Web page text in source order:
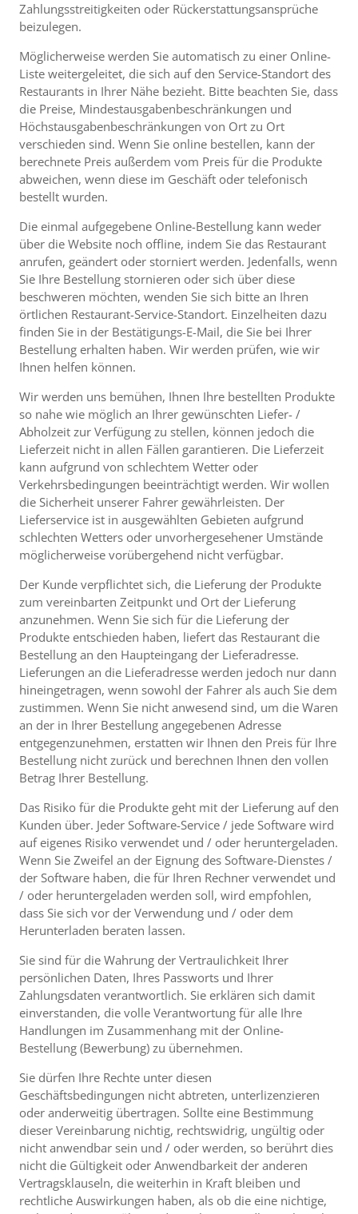
Zahlungsstreitigkeiten oder Rückerstattungsansprüche
beizulegen.
Möglicherweise werden Sie automatisch zu einer Online-
Liste weitergeleitet, die sich auf den Service-Standort des
Restaurants in Ihrer Nähe bezieht. Bitte beachten Sie, dass
die Preise, Mindestausgabenbeschränkungen und
Höchstausgabenbeschränkungen von Ort zu Ort
verschieden sind. Wenn Sie online bestellen, kann der
berechnete Preis außerdem vom Preis für die Produkte
abweichen, wenn diese im Geschäft oder telefonisch
bestellt wurden.
Die einmal aufgegebene Online-Bestellung kann weder
über die Website noch offline, indem Sie das Restaurant
anrufen, geändert oder storniert werden. Jedenfalls, wenn
Sie Ihre Bestellung stornieren oder sich über diese
beschweren möchten, wenden Sie sich bitte an Ihren
örtlichen Restaurant-Service-Standort. Einzelheiten dazu
finden Sie in der Bestätigungs-E-Mail, die Sie bei Ihrer
Bestellung erhalten haben. Wir werden prüfen, wie wir
Ihnen helfen können.
Wir werden uns bemühen, Ihnen Ihre bestellten Produkte
so nahe wie möglich an Ihrer gewünschten Liefer- /
Abholzeit zur Verfügung zu stellen, können jedoch die
Lieferzeit nicht in allen Fällen garantieren. Die Lieferzeit
kann aufgrund von schlechtem Wetter oder
Verkehrsbedingungen beeinträchtigt werden. Wir wollen
die Sicherheit unserer Fahrer gewährleisten. Der
Lieferservice ist in ausgewählten Gebieten aufgrund
schlechten Wetters oder unvorhergesehener Umstände
möglicherweise vorübergehend nicht verfügbar.
Der Kunde verpflichtet sich, die Lieferung der Produkte
zum vereinbarten Zeitpunkt und Ort der Lieferung
anzunehmen. Wenn Sie sich für die Lieferung der
Produkte entschieden haben, liefert das Restaurant die
Bestellung an den Haupteingang der Lieferadresse.
Lieferungen an die Lieferadresse werden jedoch nur dann
hineingetragen, wenn sowohl der Fahrer als auch Sie dem
zustimmen. Wenn Sie nicht anwesend sind, um die Waren
an der in Ihrer Bestellung angegebenen Adresse
entgegenzunehmen, erstatten wir Ihnen den Preis für Ihre
Bestellung nicht zurück und berechnen Ihnen den vollen
Betrag Ihrer Bestellung.
Das Risiko für die Produkte geht mit der Lieferung auf den
Kunden über. Jeder Software-Service / jede Software wird
auf eigenes Risiko verwendet und / oder heruntergeladen.
Wenn Sie Zweifel an der Eignung des Software-Dienstes /
der Software haben, die für Ihren Rechner verwendet und
/ oder heruntergeladen werden soll, wird empfohlen,
dass Sie sich vor der Verwendung und / oder dem
Herunterladen beraten lassen.
Sie sind für die Wahrung der Vertraulichkeit Ihrer
persönlichen Daten, Ihres Passworts und Ihrer
Zahlungsdaten verantwortlich. Sie erklären sich damit
einverstanden, die volle Verantwortung für alle Ihre
Handlungen im Zusammenhang mit der Online-
Bestellung (Bewerbung) zu übernehmen.
Sie dürfen Ihre Rechte unter diesen
Geschäftsbedingungen nicht abtreten, unterlizenzieren
oder anderweitig übertragen. Sollte eine Bestimmung
dieser Vereinbarung nichtig, rechtswidrig, ungültig oder
nicht anwendbar sein und / oder werden, so berührt dies
nicht die Gültigkeit oder Anwendbarkeit der anderen
Vertragsklauseln, die weiterhin in Kraft bleiben und
rechtliche Auswirkungen haben, als ob die eine nichtige,